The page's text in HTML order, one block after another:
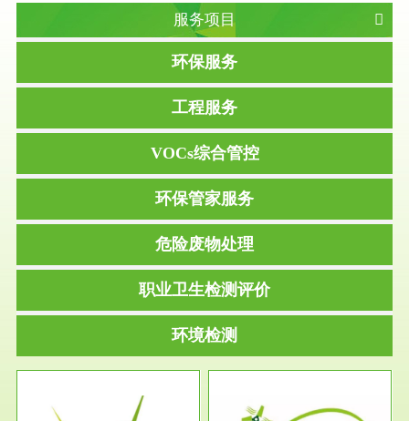
服务项目
环保服务
工程服务
VOCs综合管控
环保管家服务
危险废物处理
职业卫生检测评价
环境检测